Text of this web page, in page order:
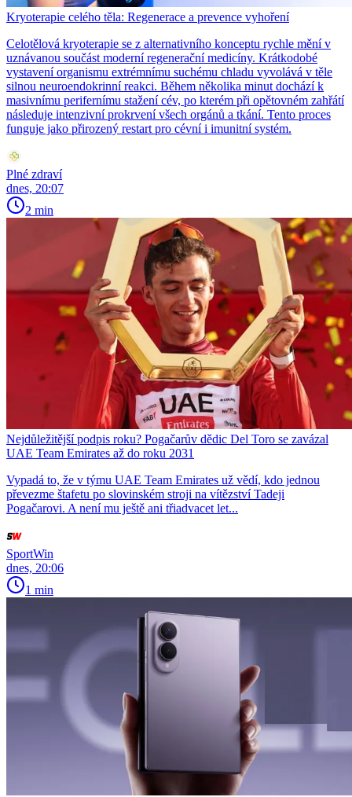
Kryoterapie celého těla: Regenerace a prevence vyhoření
Celotělová kryoterapie se z alternativního konceptu rychle mění v
uznávanou součást moderní regenerační medicíny. Krátkodobé
vystavení organismu extrémnímu suchému chladu vyvolává v těle
silnou neuroendokrinní reakci. Během několika minut dochází k
masivnímu perifernímu stažení cév, po kterém při opětovném zahřátí
následuje intenzivní prokrvení všech orgánů a tkání. Tento proces
funguje jako přirozený restart pro cévní i imunitní systém.
Plné zdraví
dnes, 20:07
2 min
Nejdůležitější podpis roku? Pogačarův dědic Del Toro se zavázal
UAE Team Emirates až do roku 2031
Vypadá to, že v týmu UAE Team Emirates už vědí, kdo jednou
převezme štafetu po slovinském stroji na vítězství Tadeji
Pogačarovi. A není mu ještě ani třiadvacet let...
SportWin
dnes, 20:06
1 min